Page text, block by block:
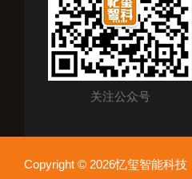
关注公众号
Copyright © 2026忆玺智能科